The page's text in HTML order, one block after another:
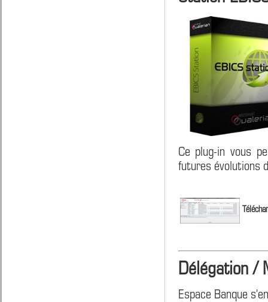
Ce plug-in vous
futures évolutions
Délégation /
Espace Banque